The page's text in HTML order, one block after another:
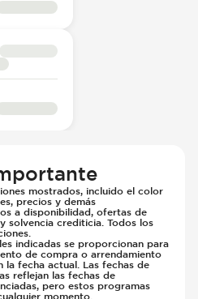
mostrados, incluido el color
precios y demás
a disponibilidad, ofertas de
solvencia crediticia. Todos los
indicadas se proporcionan para
de compra o arrendamiento
la fecha actual. Las fechas de
reflejan las fechas de
pero estos programas
momento.